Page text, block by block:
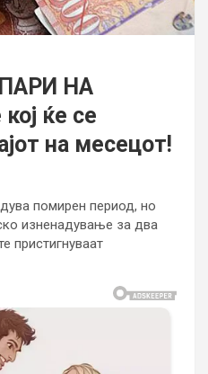
НА
ќе се
на месецот!
помирен период, но
изненадување за два
пристигнуваат